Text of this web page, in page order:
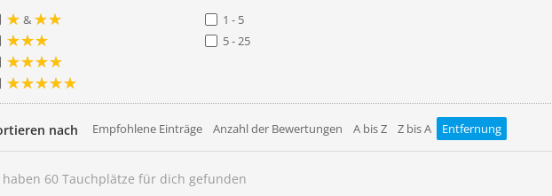
&
1 - 5
5 - 25
nach Empfohlene Einträge Anzahl der Bewertungen A bis Z Z bis A Entfernung
60 Tauchplätze für dich gefunden